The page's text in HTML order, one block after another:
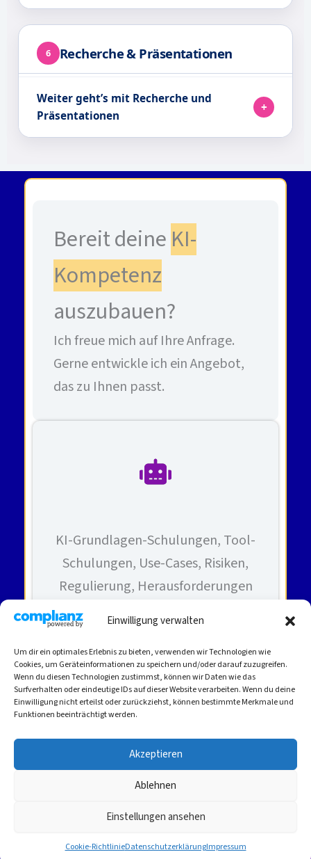
Einwilligung verwalten
Um dir ein optimales Erlebnis zu bieten, verwenden wir Technologien wie
Cookies, um Geräteinformationen zu speichern und/oder darauf zuzugreifen.
Wenn du diesen Technologien zustimmst, können wir Daten wie das
Surfverhalten oder eindeutige IDs auf dieser Website verarbeiten. Wenn du deine
Einwilligung nicht erteilst oder zurückziehst, können bestimmte Merkmale und
Funktionen beeinträchtigt werden.
Akzeptieren
Ablehnen
Einstellungen ansehen
Cookie-RichtlinieDatenschutzerklärungImpressum
6 Recherche & Präsentationen
Weiter geht’s mit Recherche und
Präsentationen
Bereit deine KI-
Kompetenz
auszubauen?
Ich freue mich auf Ihre Anfrage.
Gerne entwickle ich ein Angebot,
das zu Ihnen passt.
KI-Grundlagen-Schulungen, Tool-
Schulungen, Use-Cases, Risiken,
Regulierung, Herausforderungen
KI entdecken KI für Firmen
Copyright © 2026 Cordei Clottey
KONTAKT |
DATENSCHUTZ